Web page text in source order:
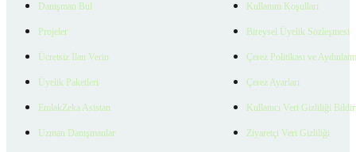
Danışman Bul
Projeler
Ücretsiz İlan Verin
Üyelik Paketleri
EmlakZeka Asistan
Uzman Danışmanlar
Kullanım Koşulları
Bireysel Üyelik Sözleşmesi
Çerez Politikası ve
Çerez Ayarları
Kullanıcı Veri Gizliliği
Ziyaretçi Veri Gizliliği